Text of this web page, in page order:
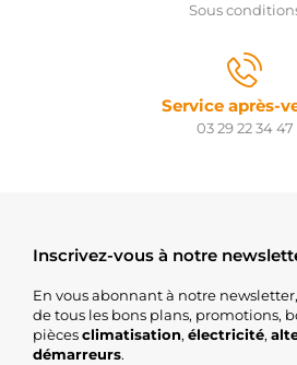
Sous
Service après-
03 29 22 34 47
Inscrivez-vous à notre
En vous abonnant à notre
de tous les bons plans, promotions,
piècesclimatisation, électricité,
démarreurs.